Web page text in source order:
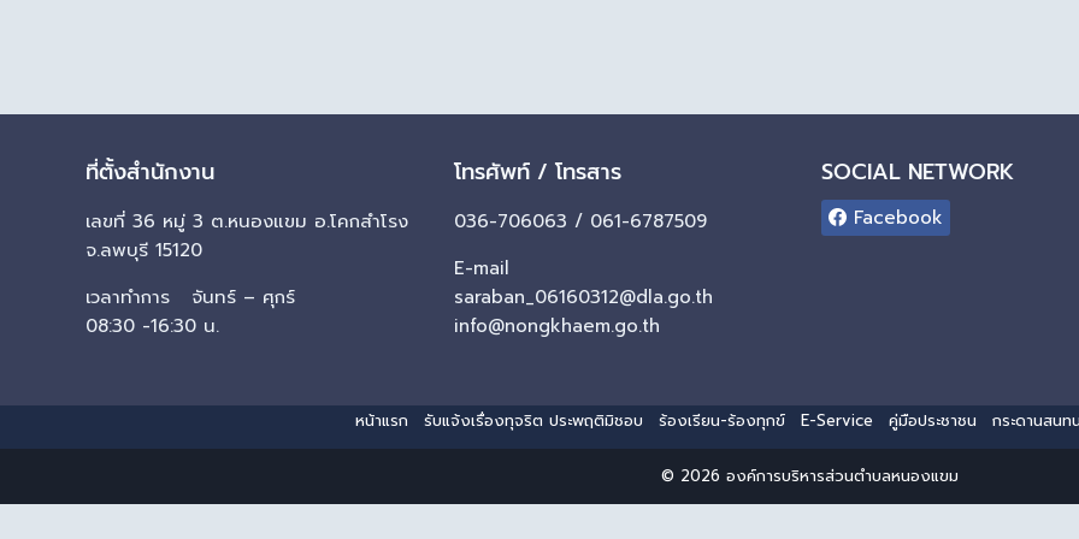
ที่ตั้งสำนักงาน
เลขที่ 36 หมู่ 3 ต.หนองแขม อ.โคกสำโรง
จ.ลพบุรี 15120
เวลาทำการ จันทร์ – ศุกร์
08:30 -16:30 น.
โทรศัพท์ / โทรสาร
036-706063 / 061-6787509
E-mail
saraban_06160312@dla.go.th
info@nongkhaem.go.th
SOCIAL NETWORK
Facebook
หน้าแรก รับแจ้งเรื่องทุจริต ประพฤติมิชอบ ร้องเรียน-ร้องทุกข์ E-Service คู่มือประชาชน กระดานสนท
© 2026 องค์การบริหารส่วนตำบลหนองแขม